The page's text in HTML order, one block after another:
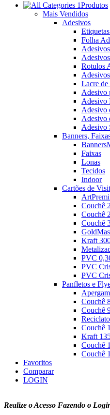
Produtos
Mais Vendidos
Adesivos
Folha
Rotulos
Lacre de
Adesivo
Adesivo
Adesivo
Adesivo
Adesivo
Banners,
Banners
Faixas
Lonas
Tecidos
Indoor
Cartões de
Couchê
Couchê
Couchê
Kraft
PVC
PVC
PVC
Panfletos e
Couchê
Couchê
Couchê
Kraft
Couchê
Couchê
Favoritos
Comparar
LOGIN
Realize o Acesso Fazendo o